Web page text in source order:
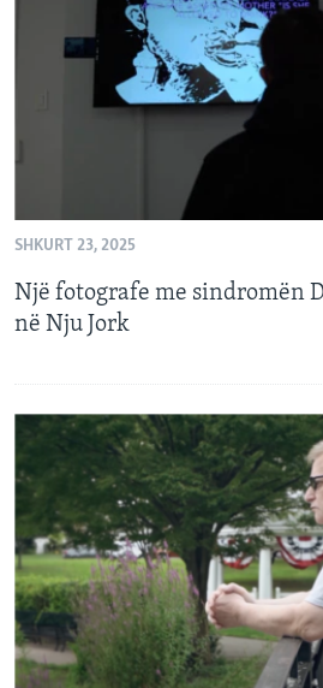
INTERVISTA
DITARI
SHKURT 23, 2025
Një fotografe me sindromën
në Nju Jork